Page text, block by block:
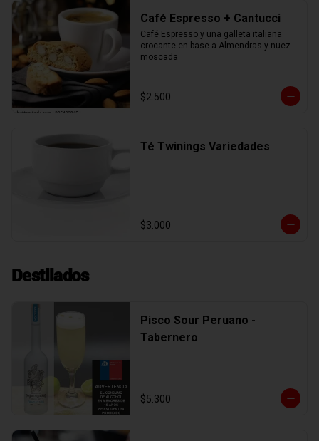
Café Espresso + Cantucci
Café Espresso y una galleta italiana
crocante en base a Almendras y nuez
moscada
$2.500
Té Twinings Variedades
$3.000
Destilados
Pisco Sour Peruano -
Tabernero
$5.300